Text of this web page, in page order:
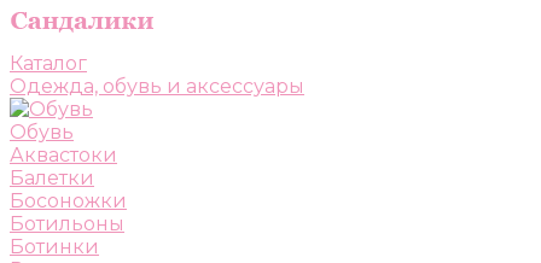
Каталог
Одежда, обувь и аксессуары
Обувь
Аквастоки
Балетки
Босоножки
Ботильоны
Ботинки